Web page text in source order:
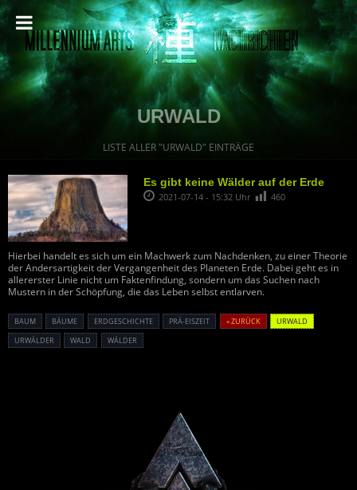
URWALD
LISTE ALLER "URWALD" EINTRÄGE
Es gibt keine Wälder auf der Erde
2021-07-14 - 15:32 Uhr 460
Hierbei handelt es sich um ein Machwerk zum Nachdenken, zu einer Theorie
der Andersartigkeit der Vergangenheit des Planeten Erde. Dabei geht es in
allererster Linie nicht um Faktenfindung, sondern um das Suchen nach
Mustern in der Schöpfung, die das Leben selbst entlarven.
BAUM BÄUME ERDGESCHICHTE PRÄ-EISZEIT « ZURÜCK
URWALD
URWÄLDER
WALD WÄLDER